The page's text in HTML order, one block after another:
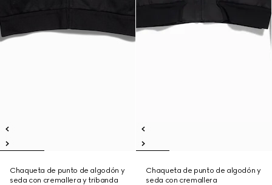
Chaqueta de punto de algodón y
seda con cremallera y tribanda
Chaqueta de punto de algodón y
seda con cremallera